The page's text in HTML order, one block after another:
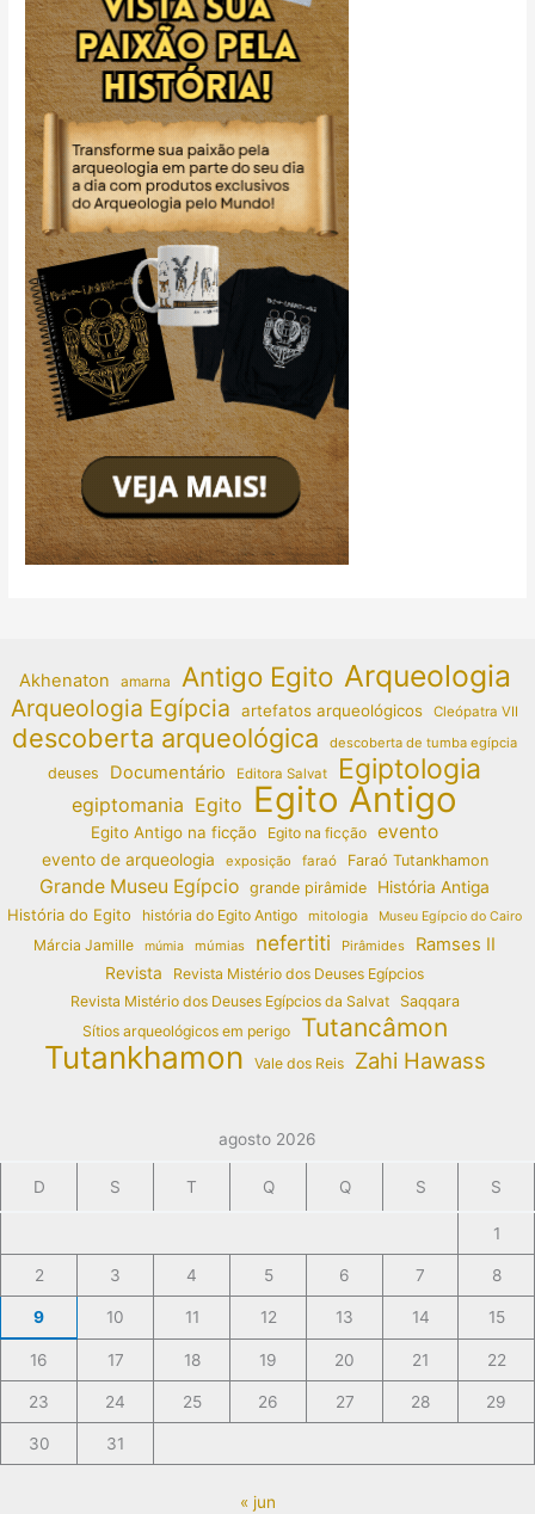
Akhenaton amarna Antigo Egito Arqueologia
Arqueologia Egípcia artefatos arqueológicos Cleópatra VII
descoberta arqueológica descoberta de tumba egípcia
deuses Documentário Editora Salvat Egiptologia
egiptomania Egito Egito Antigo
Egito Antigo na ficção Egito na ficção evento
evento de arqueologia exposição faraó Faraó Tutankhamon
Grande Museu Egípcio grande pirâmide
História Antiga
História do Egito
história do Egito Antigo mitologia Museu Egípcio do Cairo
Márcia Jamille múmia múmias nefertiti Pirâmides Ramses II
Revista
Revista Mistério dos Deuses Egípcios
Revista Mistério dos Deuses Egípcios da Salvat
Saqqara
Sítios arqueológicos em perigo
Tutancâmon
Tutankhamon Vale dos Reis Zahi Hawass
agosto 2026
D S T Q Q S S
1
2 3 4 5 6 7 8
9 10 11 12 13 14 15
16 17 18 19 20 21 22
23 24 25 26 27 28 29
30 31
« jun